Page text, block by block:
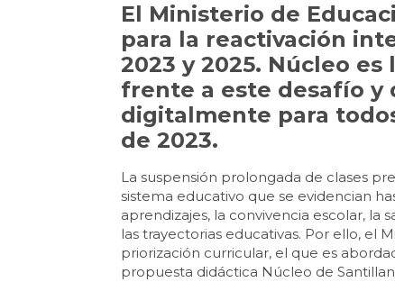
El Ministerio de
para la reactivación
2023 y 2025. Núcleo
frente a este desafío y
digitalmente para
de 2023.
La suspensión prolongada de clases
sistema educativo que se evidencian
aprendizajes, la convivencia escolar, la
las trayectorias educativas. Por ello, el
priorización curricular, el que es
propuesta didáctica Núcleo de